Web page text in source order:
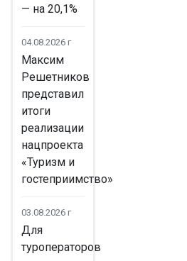
— на 20,1%
04.08.2026 г
Максим
Решетников
представил
итоги
реализации
нацпроекта
«Туризм и
гостеприимство»
03.08.2026 г
Для
туроператоров